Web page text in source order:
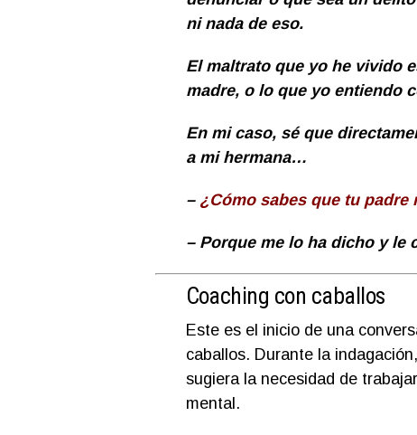
ni nada de eso.
El maltrato que yo he vivido
madre, o lo que yo entiendo
En mi caso, sé que
a mi hermana…
–¿Cómo sabes que tu padre
– Porque me lo ha dicho y le
Coaching con caballos
Este es el inicio de una
caballos. Durante la
sugiera la necesidad de
mental.